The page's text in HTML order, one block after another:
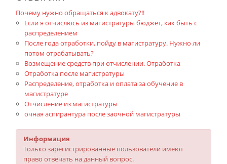
Почему нужно обращаться к адвокату?!!
Если я отчислюсь из магистратуры бюджет, как быть с
распределением
После года отработки, пойду в магистратуру. Нужно ли
потом отрабатывать?
Возмещение средств при отчислении. Отработка
Отработка после магистратуры
Распределение, отработка и оплата за обучение в
магистратуре
Отчисление из магистратуры
очная аспирантура после заочной магистратуры
Информация
Только зарегистрированные пользователи имеют
право отвечать на данный вопрос.